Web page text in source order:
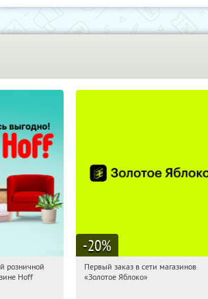
Получили:
розничной
Hoff
-20%
06:29:25
Получи
Первый заказ в сети магазинов
«Золотое Яблоко»